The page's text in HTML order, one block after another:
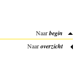
Naarbegin
Naaroverzicht